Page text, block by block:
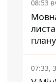
08:53
07:33,